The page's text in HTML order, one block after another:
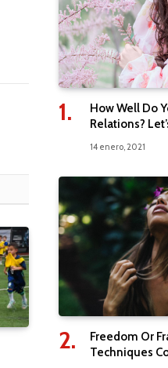
How Well Do
Relations?
14 enero, 2021
Freedom Or
Techniques